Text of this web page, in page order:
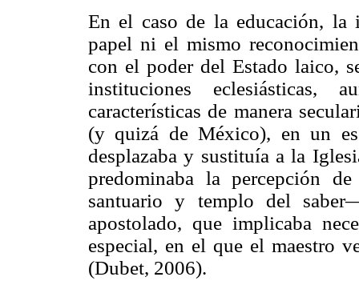
En el caso de la educación,
papel ni el mismo
con el poder del Estado laico,
instituciones eclesiásticas,
características de manera
(y quizá de México), en un
desplazaba y sustituía a la
predominaba la percepción
santuario y templo del
apostolado, que implicaba
especial, en el que el maestro
(Dubet, 2006).